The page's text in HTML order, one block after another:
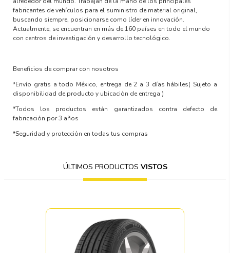
fabricantes de vehículos para el suministro de material original,
buscando siempre, posicionarse como líder en innovación.
Actualmente, se encuentran en más de 160 países en todo el mundo
con centros de investigación y desarrollo tecnológico.
Beneficios de comprar con nosotros
*Envío gratis a todo México, entrega de 2 a 3 días hábiles( Sujeto a
disponibilidad de producto y ubicación de entrega )
*Todos los productos están garantizados contra defecto de
fabricación por 3 años
*Seguridad y protección en todas tus compras
ÚLTIMOS PRODUCTOS VISTOS